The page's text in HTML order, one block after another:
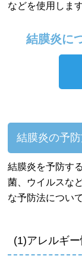
などを使用します
結膜炎に
結膜炎の予
結膜炎を予防す
菌、ウイルスな
な予防法につい
(1)アレルギ